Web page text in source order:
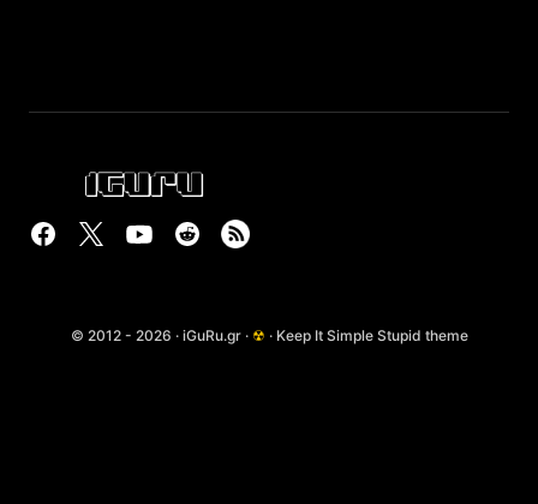
© 2012 - 2026 · iGuRu.gr · ☢ · Keep It Simple Stupid theme